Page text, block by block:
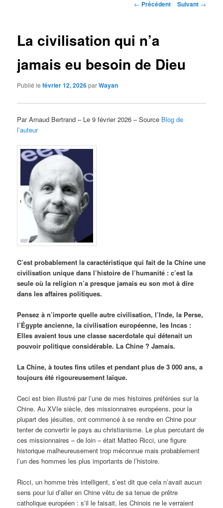
Navigation
← Précédent Suivant →
La civilisation qui n’a
jamais eu besoin de Dieu
Publié lefévrier 12, 2026parWayan
Par Arnaud Bertrand – Le 9 février 2026 – Source Blog de
l’auteur
C’est probablement la caractéristique qui fait de la Chine une
civilisation unique dans l’histoire de l’humanité : c’est la
seule où la religion n’a presque jamais eu son mot à dire
dans les affaires politiques.
Pensez à n’importe quelle autre civilisation, l’Inde, la Perse,
l’Égypte ancienne, la civilisation européenne, les Incas :
Elles avaient tous une classe sacerdotale qui détenait un
pouvoir politique considérable. La Chine ? Jamais.
La Chine, à toutes fins utiles et pendant plus de 3 000 ans, a
toujours été rigoureusement laïque.
Ceci est bien illustré par l’une de mes histoires préférées sur la
Chine. Au XVIe siècle, des missionnaires européens, pour la
plupart des jésuites, ont commencé à se rendre en Chine pour
tenter de convertir le pays au christianisme. Le plus percutant de
ces missionnaires – de loin – était Matteo Ricci, une figure
historique malheureusement trop méconnue mais probablement
l’un des hommes les plus importants de l’histoire.
Ricci, un homme très intelligent, s’est dit que cela n’avait aucun
sens pour lui d’aller en Chine vêtu de sa tenue de prêtre
catholique européen : s’il le faisait, les Chinois ne le verraient